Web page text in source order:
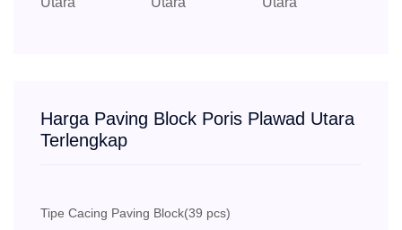
Harga Paving Block Poris Plawad Utara
Terlengkap
Tipe Cacing Paving Block(39 pcs)